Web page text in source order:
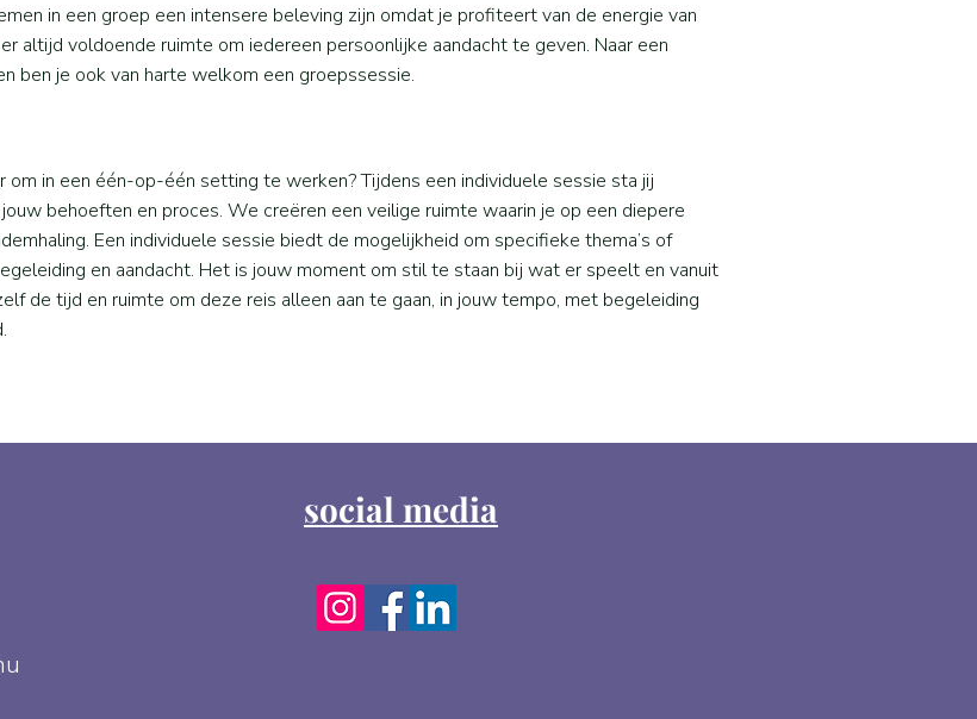
in een groep een intensere beleving zijn omdat je profiteert van de energie van
altijd voldoende ruimte om iedereen persoonlijke aandacht te geven. Naar een
ben je ook van harte welkom een groepssessie.
in een één-op-één setting te werken? Tijdens een individuele sessie sta jij
behoeften en proces. We creëren een veilige ruimte waarin je op een diepere
Een individuele sessie biedt de mogelijkheid om specifieke thema’s of
en aandacht. Het is jouw moment om stil te staan bij wat er speelt en vanuit
de tijd en ruimte om deze reis alleen aan te gaan, in jouw tempo, met begeleiding
social media